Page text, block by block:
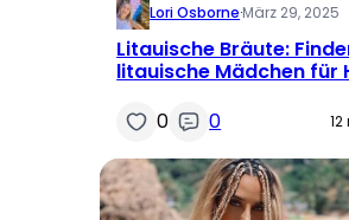
Lori Osborne·März 29, 2025
Litauische Bräute:
litauische Mädchen für
0
0